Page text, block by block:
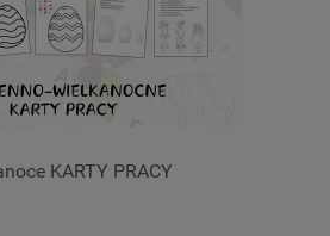
KARTY PRACY